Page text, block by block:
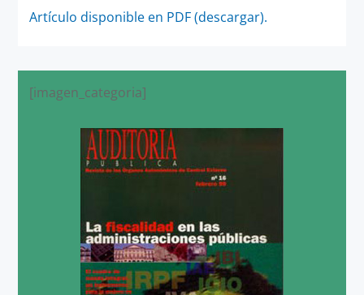
Artículo disponible en PDF (descargar).
[imagen_categoria]